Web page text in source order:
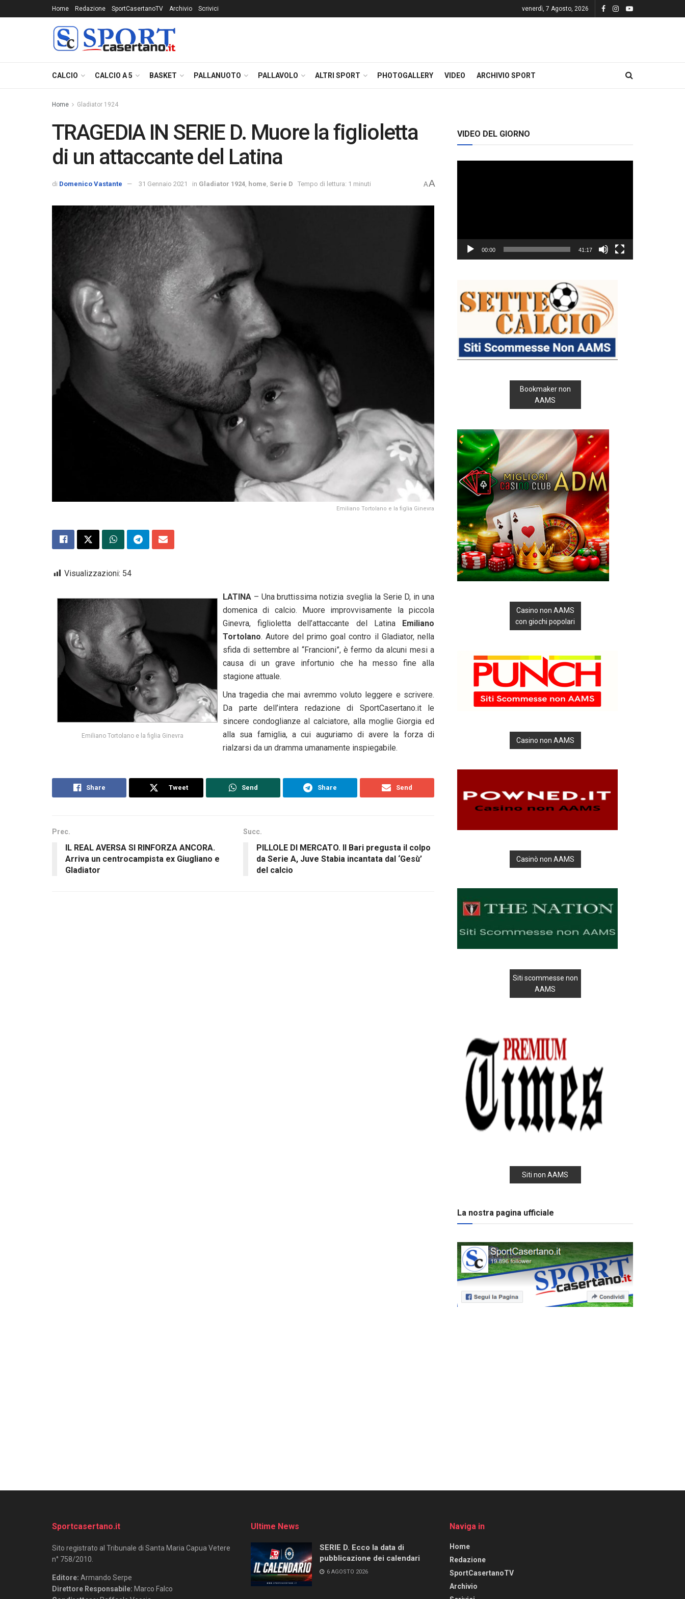
Home Redazione SportCasertanoTV Archivio Scrivici venerdì, 7 Agosto, 2026
CALCIO CALCIO A 5 BASKET PALLANUOTO PALLAVOLO ALTRI SPORT PHOTOGALLERY VIDEO ARCHIVIO SPORT
Home Gladiator 1924
TRAGEDIA IN SERIE D. Muore la figlioletta
di un attaccante del Latina
di Domenico Vastante 31 Gennaio 2021 in Gladiator 1924 home Serie D Tempo di lettura: 1 minuti AA
Emiliano Tortolano e la figlia Ginevra
Visualizzazioni: 54
Emiliano Tortolano e la figlia Ginevra
LATINA – Una bruttissima notizia sveglia la Serie D, in una
domenica di calcio. Muore improvvisamente la piccola
Ginevra, figlioletta dell’attaccante del Latina Emiliano
Tortolano. Autore del primo goal contro il Gladiator, nella
sfida di settembre al “Francioni”, è fermo da alcuni mesi a
causa di un grave infortunio che ha messo fine alla
stagione attuale.
Una tragedia che mai avremmo voluto leggere e scrivere.
Da parte dell’intera redazione di SportCasertano.it le
sincere condoglianze al calciatore, alla moglie Giorgia ed
alla sua famiglia, a cui auguriamo di avere la forza di
rialzarsi da un dramma umanamente inspiegabile.
Share Tweet Send Share Send
Prec.
IL REAL AVERSA SI RINFORZA ANCORA.
Arriva un centrocampista ex Giugliano e
Gladiator
Succ.
PILLOLE DI MERCATO. Il Bari pregusta il colpo
da Serie A, Juve Stabia incantata dal ‘Gesù’
del calcio
VIDEO DEL GIORNO
00:00 41:17
Bookmaker non
AAMS
Casino non AAMS
con giochi popolari
Casino non AAMS
Casinò non AAMS
Siti scommesse non
AAMS
Siti non AAMS
La nostra pagina ufficiale
Sportcasertano.it
Sito registrato al Tribunale di Santa Maria Capua Vetere
n° 758/2010.
Editore: Armando Serpe
Direttore Responsabile: Marco Falco
Ultime News
SERIE D. Ecco la data di
pubblicazione dei calendari
6 AGOSTO 2026
Naviga in
Home
Redazione
SportCasertanoTV
Archivio